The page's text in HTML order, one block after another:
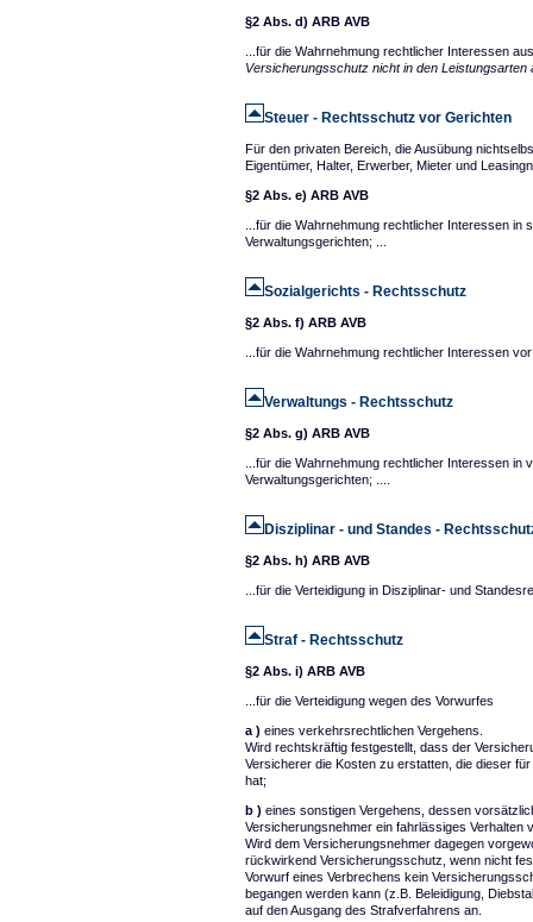
§2 Abs. d) ARB AVB
...für die Wahrnehmung rechtlicher Interessen
Versicherungsschutz nicht in den Leistungsarten
Steuer - Rechtsschutz vor Gerichten
Für den privaten Bereich, die Ausübung
Eigentümer, Halter, Erwerber, Mieter und
§2 Abs. e) ARB AVB
...für die Wahrnehmung rechtlicher Interessen
Verwaltungsgerichten; ...
Sozialgerichts - Rechtsschutz
§2 Abs. f) ARB AVB
...für die Wahrnehmung rechtlicher Interessen
Verwaltungs - Rechtsschutz
§2 Abs. g) ARB AVB
...für die Wahrnehmung rechtlicher Interessen
Verwaltungsgerichten; ....
Disziplinar - und Standes -
§2 Abs. h) ARB AVB
...für die Verteidigung in Disziplinar- und
Straf - Rechtsschutz
§2 Abs. i) ARB AVB
...für die Verteidigung wegen des Vorwurfes
a ) eines verkehrsrechtlichen Vergehens.
Wird rechtskräftig festgestellt, dass der
Versicherer die Kosten zu erstatten, die dieser
hat;
b ) eines sonstigen Vergehens, dessen
Versicherungsnehmer ein fahrlässiges Verhalten
Wird dem Versicherungsnehmer dagegen
rückwirkend Versicherungsschutz, wenn nicht
Vorwurf eines Verbrechens kein
begangen werden kann (z.B. Beleidigung,
auf den Ausgang des Strafverfahrens an.